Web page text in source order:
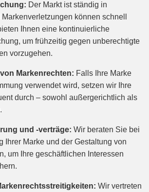
Der Markt ist ständig in
können schnell
Ihnen eine kontinuierliche
um frühzeitig gegen unberechtigte
vorzugehen.
Markenrechten: Falls Ihre Marke
verwendet wird, setzen wir Ihre
durch – sowohl außergerichtlich als
und -verträge: Wir beraten Sie bei
Ihrer Marke und der Gestaltung von
um Ihre geschäftlichen Interessen
Wir vertreten